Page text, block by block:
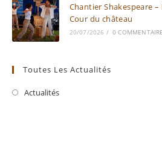
Chantier Shakespeare
Cour du château
20/07/2026 / 0 COMMENTAIRE
Toutes Les Actualités
Actualités